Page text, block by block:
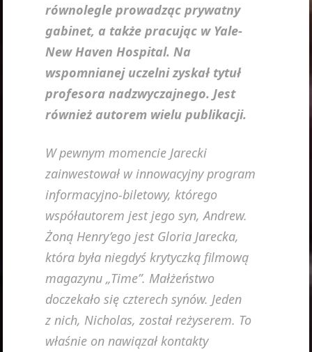
równolegle prowadząc prywatny
gabinet, a także pracując w Yale-
New Haven Hospital. Na
wspomnianej uczelni zyskał tytuł
profesora nadzwyczajnego. Jest
również autorem wielu publikacji.
W pewnym momencie Jarecki
zainwestował w innowacyjny program
informacyjno-biletowy, którego
współautorem jest jego syn, Andrew.
Żoną Henry’ego jest Gloria Jarecka,
która była niegdyś krytyczką filmową
magazynu „Time”. Małżeństwo
doczekało się czterech synów. Jeden
z nich, Nicholas, został reżyserem. To
właśnie on nawiązał kontakty